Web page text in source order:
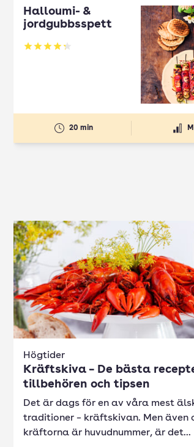
Halloumi- &
jordgubbsspett
Betyg: 4.3 av 5
20 min
Högtider
Kräftskiva – De bästa
tillbehören och tipsen
Det är dags för en av våra mest
traditioner – kräftskivan. Men även
kräftorna är huvudnummer, är det...